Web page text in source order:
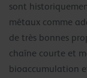
sont
métaux comme
de très bonnes
chaîne courte et
bioaccumulation